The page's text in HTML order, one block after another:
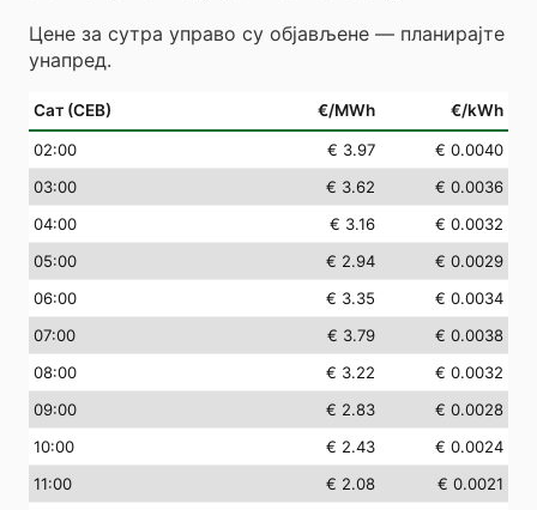
Цене за сутра управо су објављене — планирајте
унапред.
Сат (СЕВ) €/MWh €/kWh
02:00 € 3.97
€ 0.0040
03:00 € 3.62
€ 0.0036
04:00 € 3.16
€ 0.0032
05:00 € 2.94
€ 0.0029
06:00 € 3.35
€ 0.0034
07:00 € 3.79
€ 0.0038
08:00 € 3.22
€ 0.0032
09:00 € 2.83
€ 0.0028
10:00 € 2.43
€ 0.0024
11:00 € 2.08
€ 0.0021